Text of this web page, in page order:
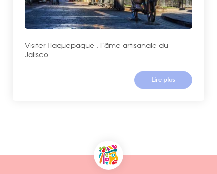
Visiter Tlaquepaque : l’âme artisanale du
Jalisco
Lire plus